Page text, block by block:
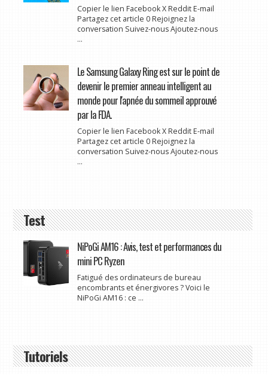
Copier le lien Facebook X Reddit E-mail
Partagez cet article 0 Rejoignez la
conversation Suivez-nous Ajoutez-nous
...
Le Samsung Galaxy Ring est sur le point de
devenir le premier anneau intelligent au
monde pour l'apnée du sommeil approuvé
par la FDA.
Copier le lien Facebook X Reddit E-mail
Partagez cet article 0 Rejoignez la
conversation Suivez-nous Ajoutez-nous
...
Test
NiPoGi AM16 : Avis, test et performances du
mini PC Ryzen
Fatigué des ordinateurs de bureau
encombrants et énergivores ? Voici le
NiPoGi AM16 : ce ...
Tutoriels